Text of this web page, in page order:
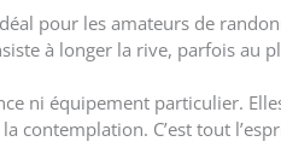
pour les amateurs de
à longer la rive, parfois au
ni équipement particulier.
contemplation. C’est tout